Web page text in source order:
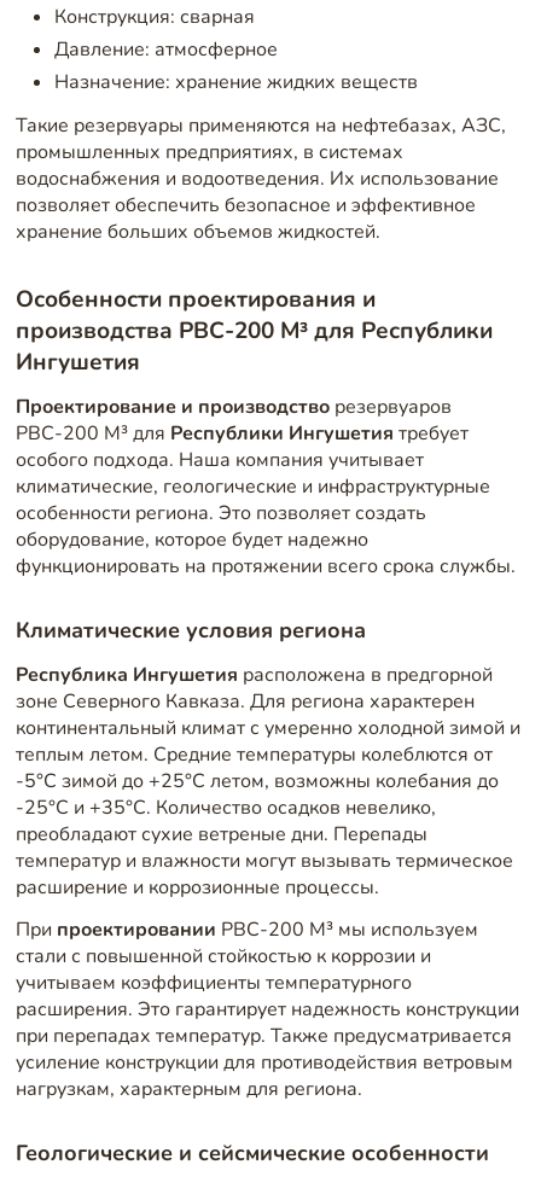
Конструкция: сварная
Давление: атмосферное
Назначение: хранение жидких веществ
Такие резервуары применяются на нефтебазах, АЗС,
промышленных предприятиях, в системах
водоснабжения и водоотведения. Их использование
позволяет обеспечить безопасное и эффективное
хранение больших объемов жидкостей.
Особенности проектирования и
производства РВС-200 М³ для Республики
Ингушетия
Проектирование и производстворезервуаров
РВС-200 М³ для Республики Ингушетия требует
особого подхода. Наша компания учитывает
климатические, геологические и инфраструктурные
особенности региона. Это позволяет создать
оборудование, которое будет надежно
функционировать на протяжении всего срока службы.
Климатические условия региона
Республика Ингушетия расположена в предгорной
зоне Северного Кавказа. Для региона характерен
континентальный климат с умеренно холодной зимой и
теплым летом. Средние температуры колеблются от
-5°C зимой до +25°C летом, возможны колебания до
-25°C и +35°C. Количество осадков невелико,
преобладают сухие ветреные дни. Перепады
температур и влажности могут вызывать термическое
расширение и коррозионные процессы.
При проектировании РВС-200 М³ мы используем
стали с повышенной стойкостью к коррозии и
учитываем коэффициенты температурного
расширения. Это гарантирует надежность конструкции
при перепадах температур. Также предусматривается
усиление конструкции для противодействия ветровым
нагрузкам, характерным для региона.
Геологические и сейсмические особенности